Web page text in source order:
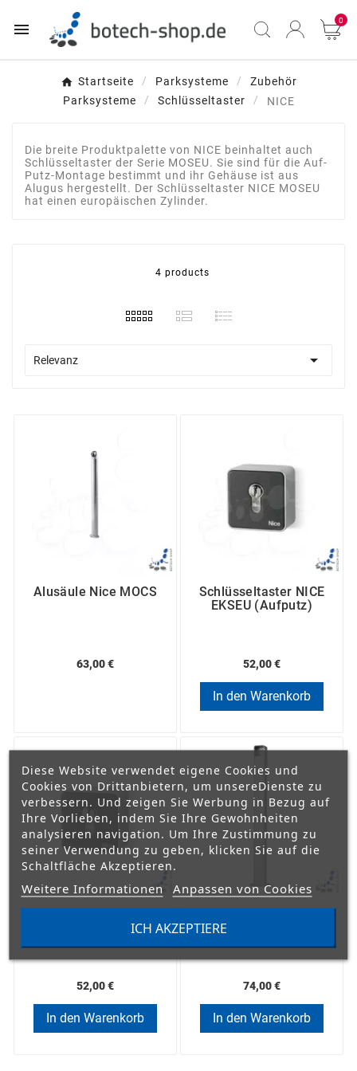
 0
Startseite Parksysteme
Zubehör
Parksysteme
Schlüsseltaster NICE
Die breite Produktpalette von NICE beinhaltet auch
Schlüsseltaster der Serie MOSEU. Sie sind für die Auf-
Putz-Montage bestimmt und ihr Gehäuse ist aus
Alugus hergestellt. Der Schlüsseltaster NICE MOSEU
hat einen europäischen Zylinder.
4 products
Relevanz 
Alusäule Nice MOCS
63,00 €
Schlüsseltaster NICE
EKSEU (Aufputz)
52,00 €
In den Warenkorb
EKSIEU (Unterputz)
52,00 €
In den Warenkorb
74,00 €
In den Warenkorb
Diese Website verwendet eigene Cookies und
Cookies von Drittanbietern, um unsereDienste zu
verbessern. Und zeigen Sie Werbung in Bezug auf
Ihre Vorlieben, indem Sie Ihre Gewohnheiten
analysieren navigation. Um Ihre Zustimmung zu
seiner Verwendung zu geben, klicken Sie auf die
Schaltfläche Akzeptieren.
Weitere Informationen Anpassen von Cookies
ICH AKZEPTIERE